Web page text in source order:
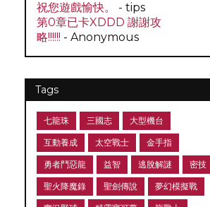
祝您遊戲愉快。
- tips
第0章已卡XDDD 謝謝攻
略!!!!!! - Anonymous
Tags
七龍珠 三國志 大型機台
互動養成 太空戰士 金手指
勇者鬥惡龍 益智 逃脫解謎 密技
聖火降魔錄 聖劍傳說 夢幻模擬戰